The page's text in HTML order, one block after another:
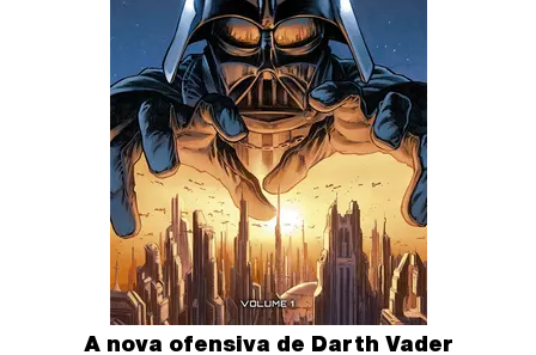
A nova ofensiva de Darth Vader